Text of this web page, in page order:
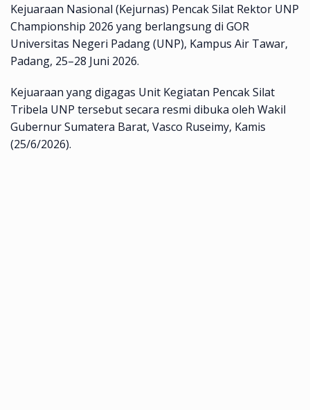
Kejuaraan Nasional (Kejurnas) Pencak Silat Rektor UNP
Championship 2026 yang berlangsung di GOR
Universitas Negeri Padang (UNP), Kampus Air Tawar,
Padang, 25–28 Juni 2026.
Kejuaraan yang digagas Unit Kegiatan Pencak Silat
Tribela UNP tersebut secara resmi dibuka oleh Wakil
Gubernur Sumatera Barat, Vasco Ruseimy, Kamis
(25/6/2026).